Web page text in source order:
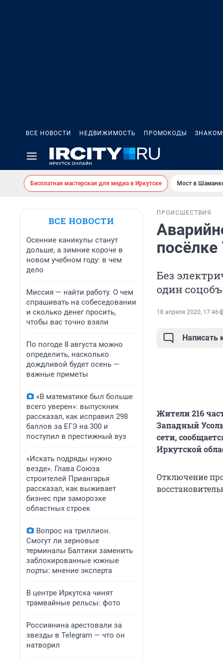
ВСЕ НОВОСТИ НЕДВИЖИМОСТЬ ПРОМОКОДЫ
Бесплатная мастерская для медиа в Иркутске Мост в
ВСЕ НОВОСТИ
Осенние каникулы станут
дольше, а зимние короче в
новом учебном году: в чем
дело
Миссия — найти работу. О чем
спрашивать на собеседовании
и сколько денег просить,
чтобы вас точно взяли
По погоде 8 августа можно
определить, насколько
дождливой будет осень —
важные приметы
«В математике был больше
всего уверен»: выпускник
рассказал, как исправил 298
баллов за ЕГЭ на 300 и
поступил в престижный вуз
«Искать подряды нужно
везде». Глава Союза
строителей Приангарья
рассказал, как выживает
бизнес при заморозке
областных строек
Вопрос на триллион.
Смогут ли зерновые
терминалы Балтики заменить
заблокированные южные
порты: мнение эксперта
В центре Иркутска чинят
трамвайные рельсы: фото
Россиянина арестовали за
звезды в Telegram — что он
натворил
ПРОИСШЕСТВИЯ
посёлке
Без
один
18 апреля 2020, 17:46
Написать
Жители 216
Западный
сети,
Иркутской
Отключение